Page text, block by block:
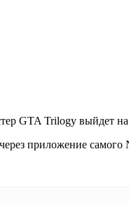
GTA Trilogy выйдет
приложение